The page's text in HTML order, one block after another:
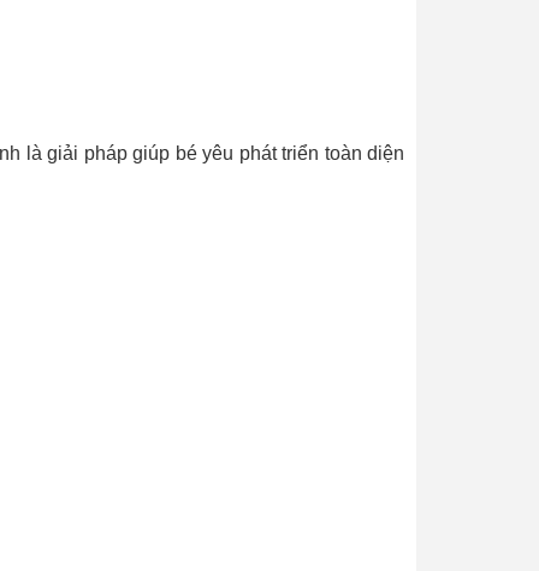
là giải pháp giúp bé yêu phát triển toàn diện